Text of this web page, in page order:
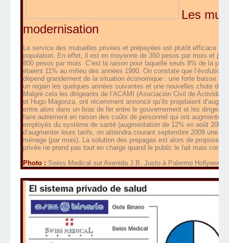
Les
modernisation
Le service des mutuelles privées et prépayées est plutôt efficace
population. En effet, il est en moyenne de 350 pesos par mois et
800 pesos par mois. C’est la raison pour laquelle seuls 8% de la
étaient 11% au milieu des années 1990. On constate que
dépend grandement de la situation économique : une forte baisse
un regain les quelques années suivantes et une nouvelles chute
Malgré cela les dirigeants de l‘ACAMI (Asociación Civil de
et Hugo Magonza, ont récemment annoncé qu’ils projetaient
entre alors dans un bras de fer entre le gouvernement et les
faire autrement en raison des coûts de personnel qui ont augmenté
employés du système de santé (augmentation de 12% en août
d’augmenter leurs tarifs, on atteindra courant septembre 2009 une
ménage (par mois). La solution des prepagas est alors de proposer
privée ne prend pas tout en charge quand le public le fait mais
Photo : Swiss Medical sur Avenida J.B. Justo à Palermo Hollywood.